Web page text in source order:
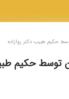
حکیم طبیب دکتر روازاده
توسط حکیم